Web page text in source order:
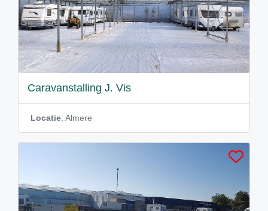
Caravanstalling J. Vis
Locatie: Almere